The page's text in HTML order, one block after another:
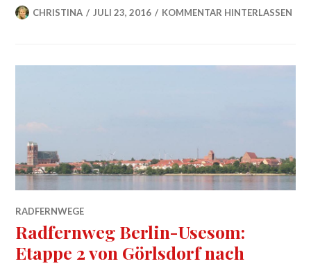
CHRISTINA JULI 23, 2016 KOMMENTAR HINTERLASSEN
RADFERNWEGE
Radfernweg Berlin-Usesom:
Etappe 2 von Görlsdorf nach